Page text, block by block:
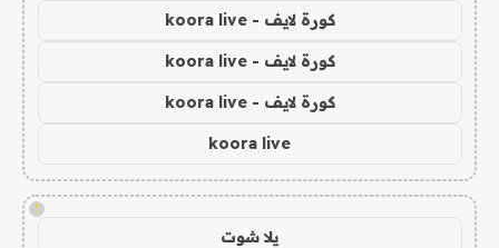
كورة لايف - koora live
كورة لايف - koora live
كورة لايف - koora live
koora live
!
يلا شوت